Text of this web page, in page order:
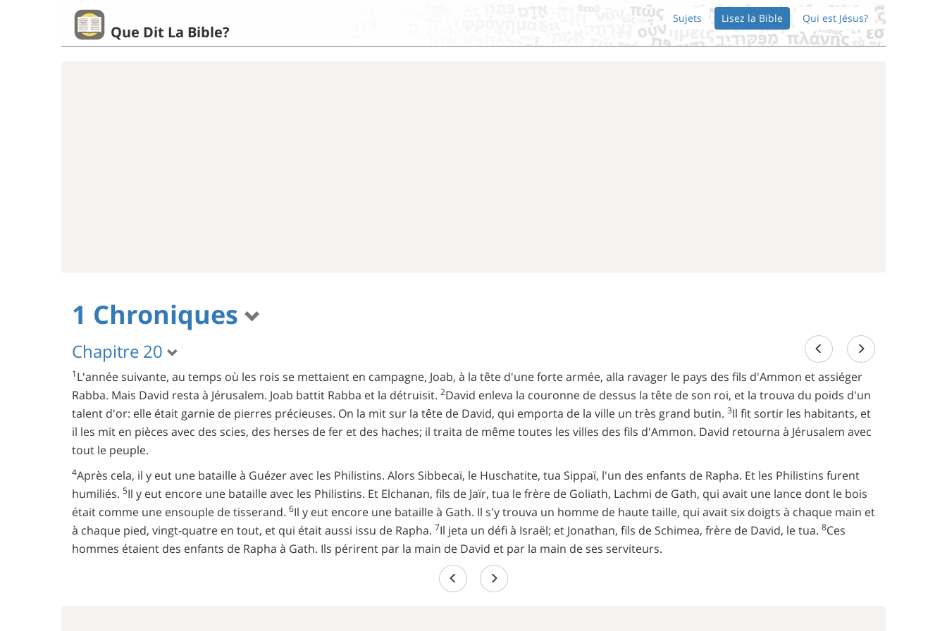
Que Dit La Bible?
Sujets Lisez la Bible Qui est Jésus?
1 Chroniques
Chapitre 20
1L'année suivante, au temps où les rois se mettaient en campagne, Joab, à la tête d'une forte armée, alla ravager le pays des fils d'Ammon et assiéger
Rabba. Mais David resta à Jérusalem. Joab battit Rabba et la détruisit. 2David enleva la couronne de dessus la tête de son roi, et la trouva du poids d'un
talent d'or: elle était garnie de pierres précieuses. On la mit sur la tête de David, qui emporta de la ville un très grand butin. 3Il fit sortir les habitants, et
il les mit en pièces avec des scies, des herses de fer et des haches; il traita de même toutes les villes des fils d'Ammon. David retourna à Jérusalem avec
tout le peuple.
4Après cela, il y eut une bataille à Guézer avec les Philistins. Alors Sibbecaï, le Huschatite, tua Sippaï, l'un des enfants de Rapha. Et les Philistins furent
humiliés. 5Il y eut encore une bataille avec les Philistins. Et Elchanan, fils de Jaïr, tua le frère de Goliath, Lachmi de Gath, qui avait une lance dont le bois
était comme une ensouple de tisserand. 6Il y eut encore une bataille à Gath. Il s'y trouva un homme de haute taille, qui avait six doigts à chaque main et
à chaque pied, vingt-quatre en tout, et qui était aussi issu de Rapha. 7Il jeta un défi à Israël; et Jonathan, fils de Schimea, frère de David, le tua. 8Ces
hommes étaient des enfants de Rapha à Gath. Ils périrent par la main de David et par la main de ses serviteurs.